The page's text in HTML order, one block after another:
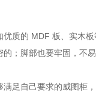
质的 MDF 板、实
；脚部也要牢固，不易
足自己要求的威图